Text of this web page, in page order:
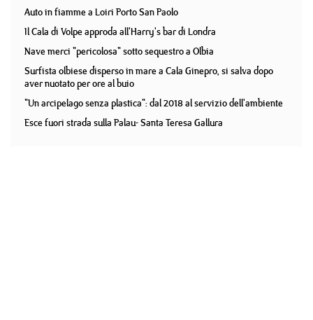
Auto in fiamme a Loiri Porto San Paolo
Il Cala di Volpe approda all'Harry's bar di Londra
Nave merci "pericolosa" sotto sequestro a Olbia
Surfista olbiese disperso in mare a Cala Ginepro, si salva dopo
aver nuotato per ore al buio
"Un arcipelago senza plastica": dal 2018 al servizio dell'ambiente
Esce fuori strada sulla Palau- Santa Teresa Gallura